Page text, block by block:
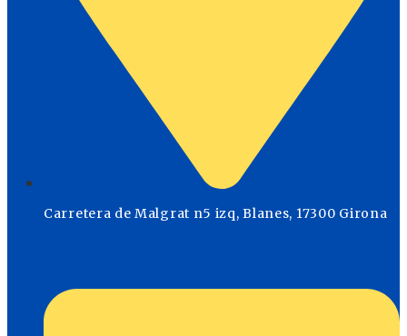
Carretera de Malgrat n5 izq, Blanes, 17300 Girona